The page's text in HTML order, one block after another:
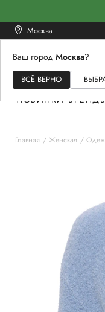
Москва
Ваш город Москва?
ВСЁ ВЕРНО
ЖЕНСКОЕМУЖСКОЕ
НОВИНКИ
Главная Женская